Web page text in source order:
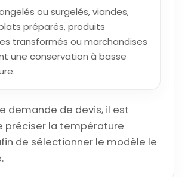
ou surgelés, viandes,
préparés, produits
transformés ou marchandises
une conservation à basse
demande de devis, il est
préciser la température
de sélectionner le modèle le